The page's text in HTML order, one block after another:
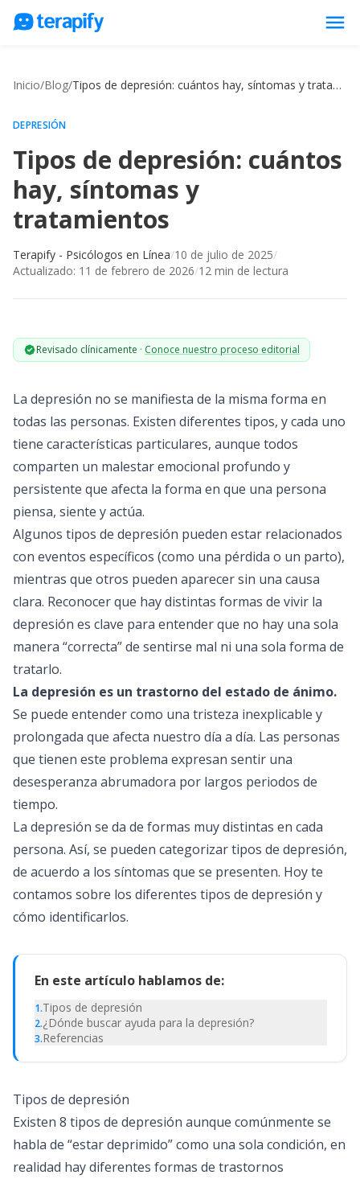
menu
Opiniones
Empresas
Preguntas frecuentes
Blog
Inicio/Blog/ Tipos de depresión: cuántos hay, síntomas y tratamientos
DEPRESIÓN
Tipos de depresión: cuántos
hay, síntomas y
tratamientos
Terapify - Psicólogos en Línea/10 de julio de 2025/
Actualizado: 11 de febrero de 2026/12 min de lectura
Revisado clínicamente · Conoce nuestro proceso editorial
La depresión no se manifiesta de la misma forma en
todas las personas. Existen diferentes tipos, y cada uno
tiene características particulares, aunque todos
comparten un malestar emocional profundo y
persistente que afecta la forma en que una persona
piensa, siente y actúa.
Algunos tipos de depresión pueden estar relacionados
con eventos específicos (como una pérdida o un parto),
mientras que otros pueden aparecer sin una causa
clara. Reconocer que hay distintas formas de vivir la
depresión es clave para entender que no hay una sola
manera “correcta” de sentirse mal ni una sola forma de
tratarlo.
La depresión es un trastorno del estado de ánimo.
Se puede entender como una tristeza inexplicable y
prolongada que afecta nuestro día a día. Las personas
que tienen este problema expresan sentir una
desesperanza abrumadora por largos periodos de
tiempo.
La depresión se da de formas muy distintas en cada
persona. Así, se pueden categorizar tipos de depresión,
de acuerdo a los síntomas que se presenten. Hoy te
contamos sobre los diferentes tipos de depresión y
cómo identificarlos.
En este artículo hablamos de:
1.Tipos de depresión
2.¿Dónde buscar ayuda para la depresión?
3.Referencias
Tipos de depresión
Existen 8 tipos de depresión aunque comúnmente se
habla de “estar deprimido” como una sola condición, en
realidad hay diferentes formas de trastornos